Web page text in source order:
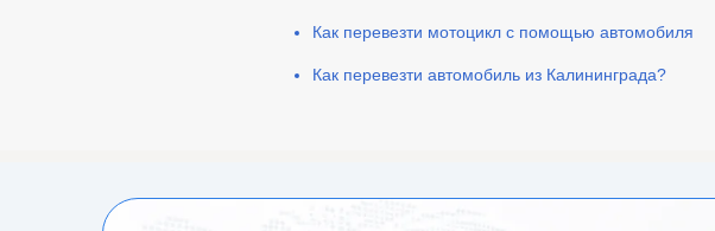
Как перевезти мотоцикл с помощью автомобиля
Как перевезти автомобиль из Калининграда?